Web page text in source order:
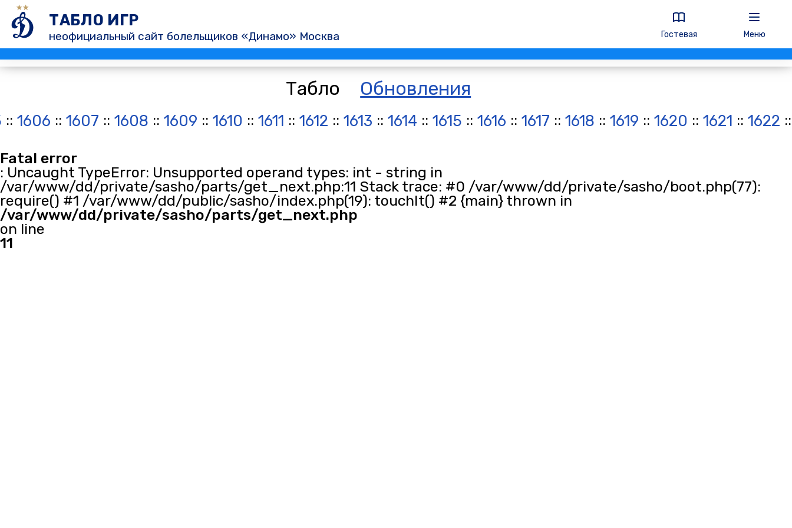
ТАБЛО ИГР
неофициальный сайт болельщиков «Динамо» Москва Гостевая Меню
Табло Обновления
:: 1606 :: 1607 :: 1608 :: 1609 :: 1610 :: 1611 :: 1612 :: 1613 :: 1614 :: 1615 :: 1616 :: 1617 :: 1618 :: 1619 :: 1620 :: 1621 :: 1622
Fatal error
: Uncaught TypeError: Unsupported operand types: int - string in
/var/www/dd/private/sasho/parts/get_next.php:11 Stack trace: #0 /var/www/dd/private/sasho/boot.php(77):
require() #1 /var/www/dd/public/sasho/index.php(19): touchIt() #2 {main} thrown in
/var/www/dd/private/sasho/parts/get_next.php
on line
11